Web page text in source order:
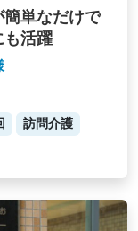
単なだけで
も活躍
訪問介護